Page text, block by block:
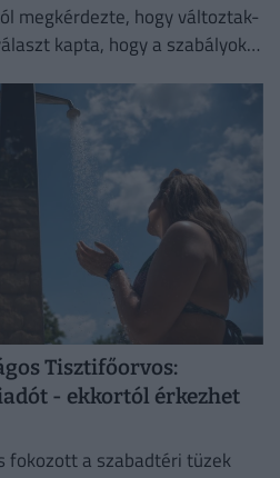
megkérdezte, hogy változtak-
kapta, hogy a szabályok
Tisztifőorvos:
- ekkortól érkezhet
fokozott a szabadtéri tüzek